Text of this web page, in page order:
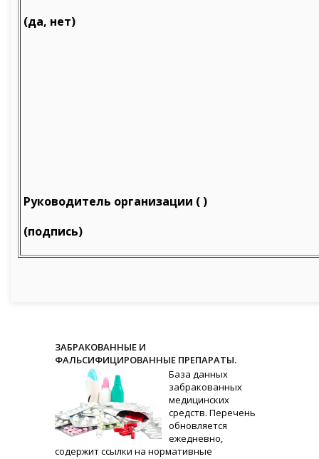
(да, нет)
Руководитель организации ( )
(подпись)
ЗАБРАКОВАННЫЕ И
ФАЛЬСИФИЦИРОВАННЫЕ ПРЕПАРАТЫ.
База данных
забракованных
медицинских
средств. Перечень
обновляется
ежедневно,
содержит ссылки на нормативные